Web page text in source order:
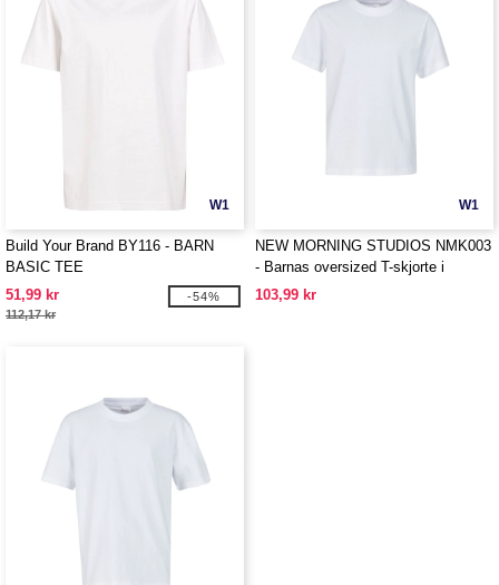
W1
Build Your Brand BY116 - BARN
BASIC TEE
51,99 kr
112,17 kr
-54%
W1
NEW MORNING STUDIOS NMK003
- Barnas oversized T-skjorte i
organisk bomull
103,99 kr